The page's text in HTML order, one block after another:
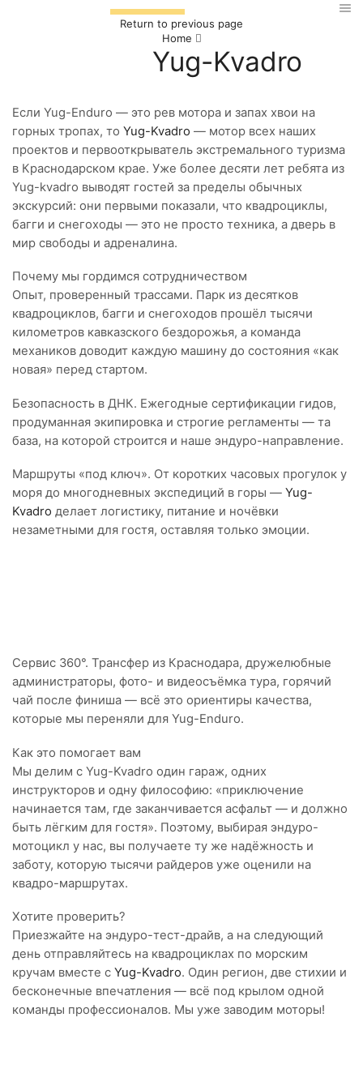
Return to previous page
Home
Yug-Kvadro
Если Yug-Enduro — это рев мотора и запах хвои на
горных тропах, то Yug-Kvadro — мотор всех наших
проектов и первооткрыватель экстремального туризма
в Краснодарском крае. Уже более десяти лет ребята из
Yug-kvadro выводят гостей за пределы обычных
экскурсий: они первыми показали, что квадроциклы,
багги и снегоходы — это не просто техника, а дверь в
мир свободы и адреналина.
Почему мы гордимся сотрудничеством
Опыт, проверенный трассами. Парк из десятков
квадроциклов, багги и снегоходов прошёл тысячи
километров кавказского бездорожья, а команда
механиков доводит каждую машину до состояния «как
новая» перед стартом.
Безопасность в ДНК. Ежегодные сертификации гидов,
продуманная экипировка и строгие регламенты — та
база, на которой строится и наше эндуро-направление.
Маршруты «под ключ». От коротких часовых прогулок у
моря до многодневных экспедиций в горы — Yug-
Kvadro делает логистику, питание и ночёвки
незаметными для гостя, оставляя только эмоции.
Сервис 360°. Трансфер из Краснодара, дружелюбные
администраторы, фото- и видеосъёмка тура, горячий
чай после финиша — всё это ориентиры качества,
которые мы переняли для Yug-Enduro.
Как это помогает вам
Мы делим с Yug-Kvadro один гараж, одних
инструкторов и одну философию: «приключение
начинается там, где заканчивается асфальт — и должно
быть лёгким для гостя». Поэтому, выбирая эндуро-
мотоцикл у нас, вы получаете ту же надёжность и
заботу, которую тысячи райдеров уже оценили на
квадро-маршрутах.
Хотите проверить?
Приезжайте на эндуро-тест-драйв, а на следующий
день отправляйтесь на квадроциклах по морским
кручам вместе с Yug-Kvadro. Один регион, две стихии и
бесконечные впечатления — всё под крылом одной
команды профессионалов. Мы уже заводим моторы!